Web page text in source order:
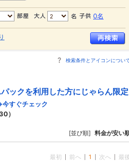
0名
検索条件とアイコンについ
ックを利用した方にじゃらん限定
すぐチェック
）
[並び順] 料金が安い
最初 前へ 1 次へ 最